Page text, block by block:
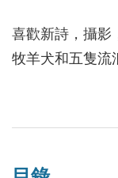
喜歡新詩，攝影
牧羊犬和五隻流
前《乾坤詩刊
行》專欄詩人。